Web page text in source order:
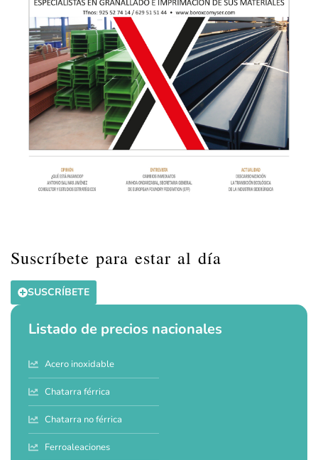
Suscríbete para estar al día
SUSCRÍBETE
Listado de precios nacionales
Acero inoxidable
Chatarra férrica
Chatarra no férrica
Ferroaleaciones